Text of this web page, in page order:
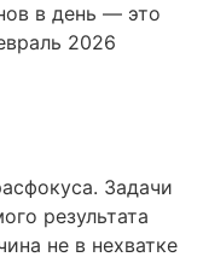
в день — это
2026
Задачи
результата
не в нехватке